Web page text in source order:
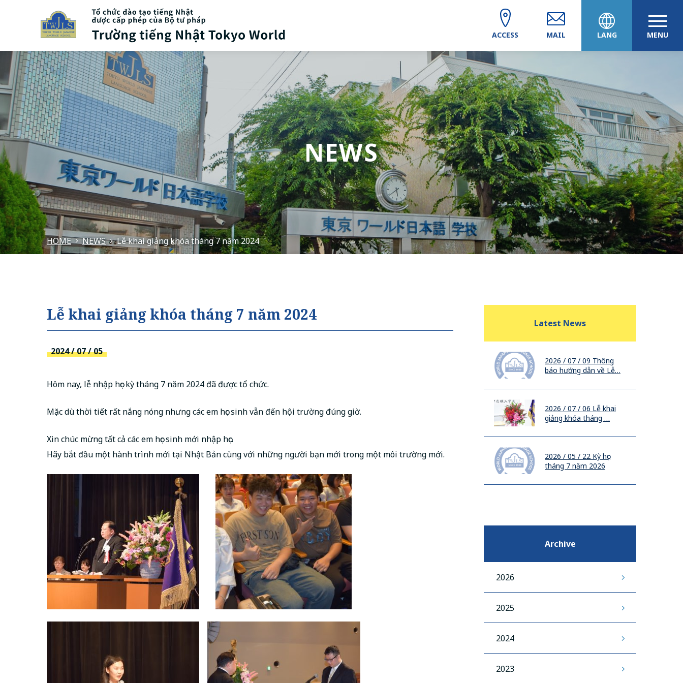
ACCESS MAIL LANG MENU
日本語
English
中文（简体）
한국어
Tiếng Việt
NEWS
HOME NEWS Lễ khai giảng khóa tháng 7 năm 2024
Lễ khai giảng khóa tháng 7 năm 2024
2024 / 07 / 05
Hôm nay, lễ nhập học kỳ tháng 7 năm 2024 đã được tổ chức.
Mặc dù thời tiết rất nắng nóng nhưng các em học sinh vẫn đến hội trường đúng giờ.
Xin chúc mừng tất cả các em học sinh mới nhập học.
Hãy bắt đầu một hành trình mới tại Nhật Bản cùng với những người bạn mới trong một môi trường mới.
Latest News
2026 / 07 / 09 Thông
báo hướng dẫn về Lễ…
2026 / 07 / 06 Lễ khai
giảng khóa tháng …
2026 / 05 / 22 Kỳ học
tháng 7 năm 2026
Archive
2026
2025
2024
2023